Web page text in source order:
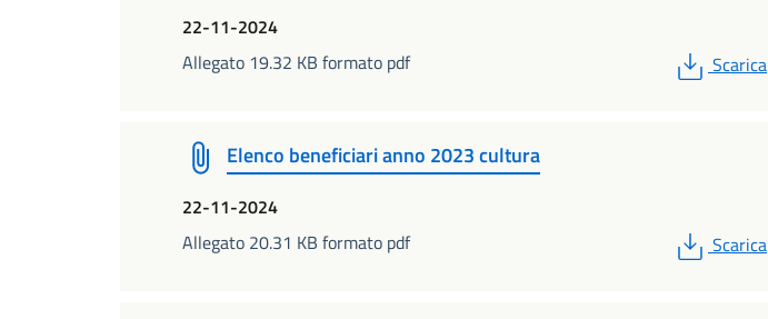
22-11-2024
Allegato 19.32 KB formato pdf
PDF
Scarica
Elenco beneficiari anno 2023 cultura
22-11-2024
Allegato 20.31 KB formato pdf
PDF
Scarica